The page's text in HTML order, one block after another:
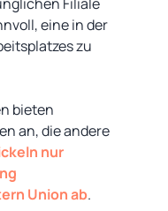
eine in der
zu
bieten
an, die andere
nur
Union ab.